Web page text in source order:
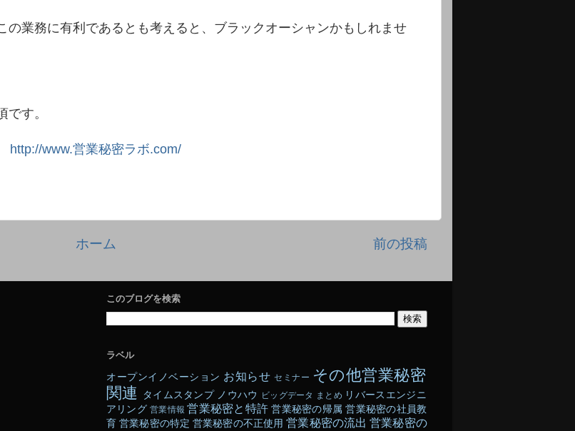
の業務に有利であるとも考えると、ブラックオーシャンかもしれませ
す。
http://www.営業秘密ラボ.com/
前の投稿
ホーム
このブログを検索
ラベル
オープンイノベーション お知らせ セミナー その他営業秘密
関連
タイムスタンプ ノウハウ ビッグデータ まとめ リバースエンジニ
アリング 営業情報 営業秘密と特許 営業秘密の帰属 営業秘密の社員教
育 営業秘密の特定 営業秘密の不正使用 営業秘密の流出 営業秘密の